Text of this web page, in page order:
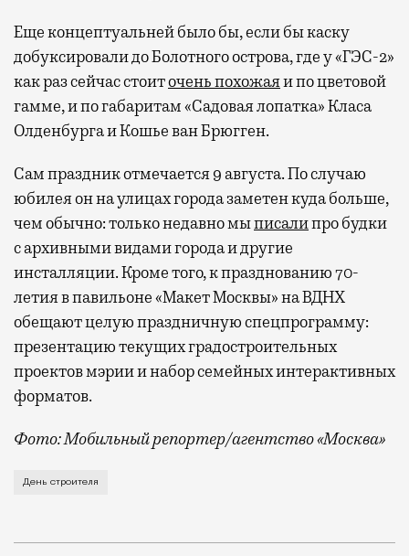
Еще концептуальней было бы, если бы каску
добуксировали до Болотного острова, где у «ГЭС-2»
как раз сейчас стоиточень похожаяи по цветовой
гамме, и по габаритам «Садовая лопатка» Класа
Олденбурга и Кошье ван Брюгген.
Сам праздник отмечается 9 августа. По случаю
юбилея он на улицах города заметен куда больше,
чем обычно: только недавно мыписалипро будки
с архивными видами города и другие
инсталляции. Кроме того, к празднованию 70-
летия в павильоне «Макет Москвы» на ВДНХ
обещают целую праздничную спецпрограмму:
презентацию текущих градостроительных
проектов мэрии и набор семейных интерактивных
форматов.
Фото: Мобильный репортер/агентство «Москва»
Это каска в фирменных цветах департамента
День строителя